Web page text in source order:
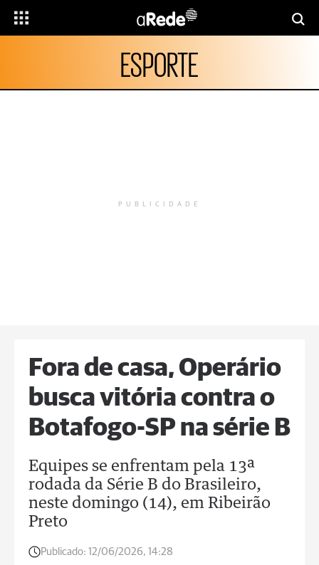
ESPORTE
PUBLICIDADE
Fora de casa, Operário
busca vitória contra o
Botafogo-SP na série B
Equipes se enfrentam pela 13ª
rodada da Série B do Brasileiro,
neste domingo (14), em Ribeirão
Preto
Publicado: 12/06/2026, 14:28